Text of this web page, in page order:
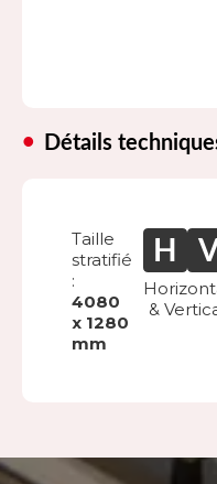
Détails
Taille
stratifié
:
4080
x 1280
mm
&